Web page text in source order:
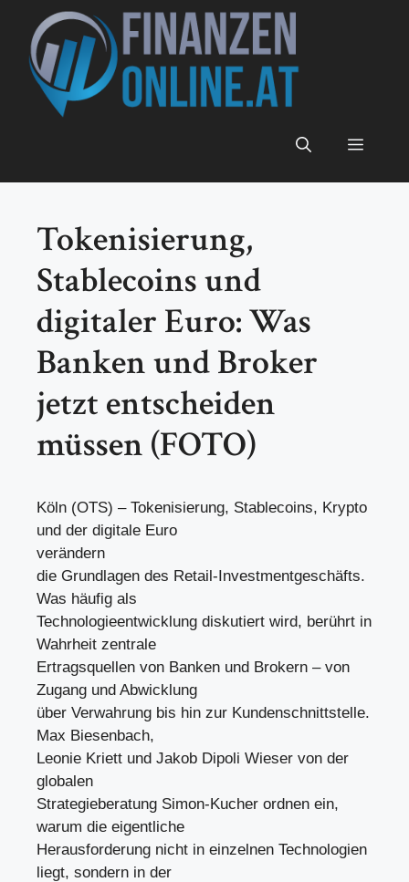
Inhalt
springen
Menü
Tokenisierung,
Stablecoins und
digitaler Euro: Was
Banken und Broker
jetzt entscheiden
müssen (FOTO)
Köln (OTS) – Tokenisierung, Stablecoins, Krypto
und der digitale Euro
verändern
die Grundlagen des Retail-Investmentgeschäfts.
Was häufig als
Technologieentwicklung diskutiert wird, berührt in
Wahrheit zentrale
Ertragsquellen von Banken und Brokern – von
Zugang und Abwicklung
über Verwahrung bis hin zur Kundenschnittstelle.
Max Biesenbach,
Leonie Kriett und Jakob Dipoli Wieser von der
globalen
Strategieberatung Simon-Kucher ordnen ein,
warum die eigentliche
Herausforderung nicht in einzelnen Technologien
liegt, sondern in der